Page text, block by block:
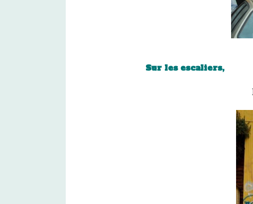
Sur les escaliers,